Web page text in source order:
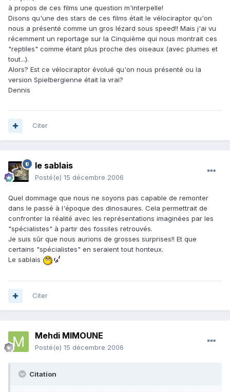
à propos de ces films une question m'interpelle!
Disons qu'une des stars de ces films était le vélociraptor qu'on
nous a présenté comme un gros lézard sous speed!! Mais j'ai vu
récemment un reportage sur la Cinquième qui nous montrait ces
"reptiles" comme étant plus proche des oiseaux (avec plumes et
tout...).
Alors? Est ce vélociraptor évolué qu'on nous présenté ou la
version Spielbergienne était la vrai?
Dennis
Citer
le sablais
Posté(e) 15 décembre 2006
Quel dommage que nous ne soyons pas capable de remonter
dans le passé à l'époque des dinosaures. Cela permettrait de
confronter la réalité avec les représentations imaginées par les
"spécialistes" à partir des fossiles retrouvés.
Je suis sûr que nous aurions de grosses surprises!! Et que
certains "spécialistes" en seraient tout honteux.
Le sablais
Citer
Mehdi MIMOUNE
Posté(e) 15 décembre 2006
Citation